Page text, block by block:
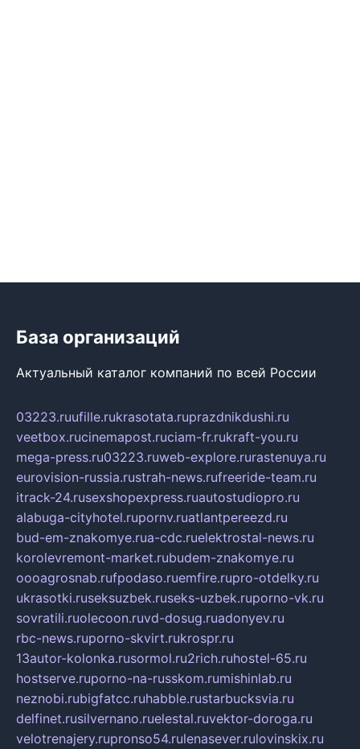
База организаций
Актуальный каталог компаний по всей России
03223.ruufille.rukrasotata.ruprazdnikdushi.ru
veetbox.rucinemapost.ruciam-fr.rukraft-you.ru
mega-press.ru03223.ruweb-explore.rurastenuya.ru
eurovision-russia.rustrah-news.rufreeride-team.ru
itrack-24.rusexshopexpress.ruautostudiopro.ru
alabuga-cityhotel.rupornv.ruatlantpereezd.ru
bud-em-znakomye.rua-cdc.ruelektrostal-news.ru
korolevremont-market.rubudem-znakomye.ru
oooagrosnab.rufpodaso.ruemfire.rupro-otdelky.ru
ukrasotki.ruseksuzbek.ruseks-uzbek.ruporno-vk.ru
sovratili.ruolecoon.ruvd-dosug.ruadonyev.ru
rbc-news.ruporno-skvirt.rukrospr.ru
13autor-kolonka.rusormol.ru2rich.ruhostel-65.ru
hostserve.ruporno-na-russkom.rumishinlab.ru
neznobi.rubigfatcc.ruhabble.rustarbucksvia.ru
delfinet.rusilvernano.ruelestal.ruvektor-doroga.ru
velotrenajery.rupronso54.rulenasever.rulovinskix.ru